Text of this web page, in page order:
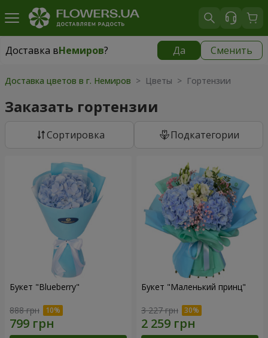
Доставка вНемиров? Да Сменить
Доставка вНемиров|
Доставка цветов в г. Немиров > Цветы > Гортензии
Заказать гортензии
Cортировка Подкатегории
Букет "Blueberry"
888 грн
Букет "Маленький принц"
3 227 грн